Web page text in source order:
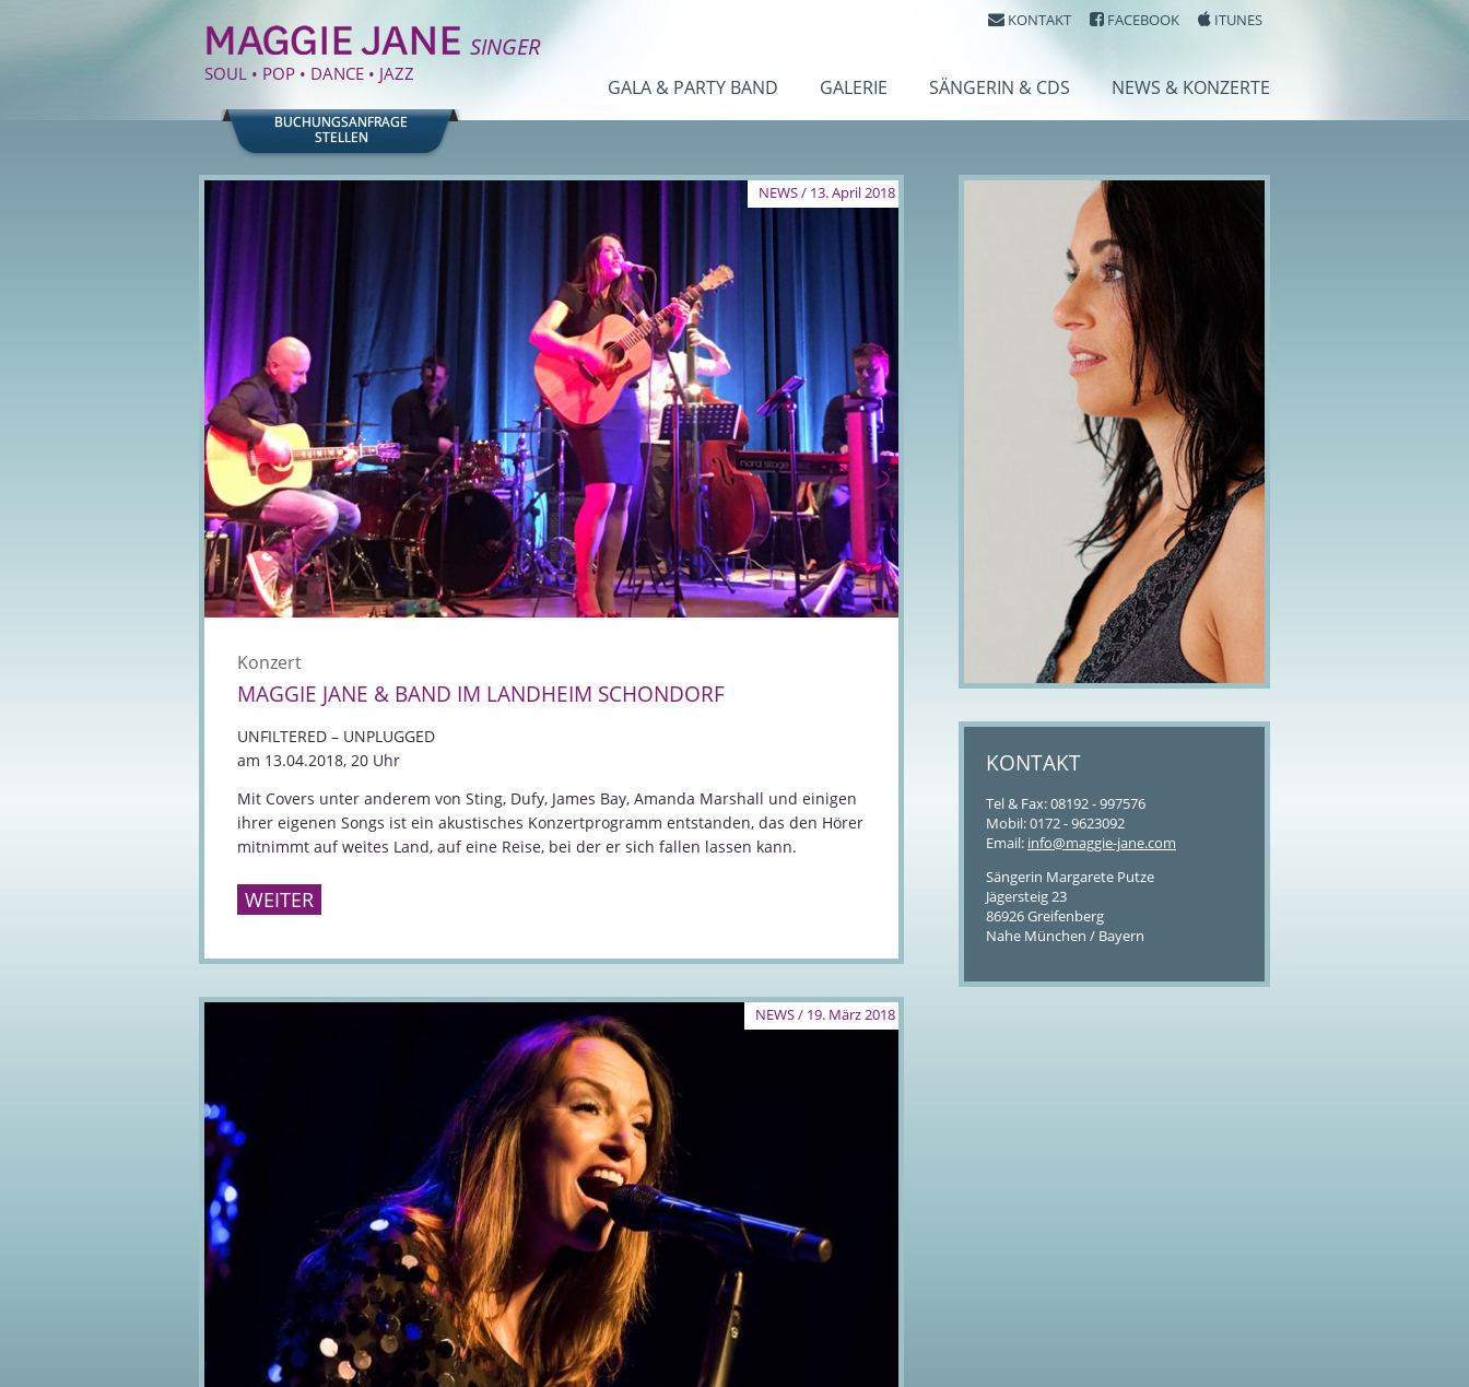
KONTAKT FACEBOOK ITUNES
SINGER
SOUL • POP • DANCE • JAZZ
GALA & PARTY BAND GALERIE SÄNGERIN & CDS NEWS & KONZERTE
BUCHUNGSANFRAGE
STELLEN
KONTAKT
Tel & Fax: 08192 - 997576
Mobil: 0172 - 9623092
Email: info@maggie-jane.com
Sängerin Margarete Putze
Jägersteig 23
86926 Greifenberg
Nahe München / Bayern
NEWS / 13. April 2018
Konzert
MAGGIE JANE & BAND IM LANDHEIM SCHONDORF
UNFILTERED – UNPLUGGED
am 13.04.2018, 20 Uhr
Mit Covers unter anderem von Sting, Dufy, James Bay, Amanda Marshall und einigen
ihrer eigenen Songs ist ein akustisches Konzertprogramm entstanden, das den Hörer
mitnimmt auf weites Land, auf eine Reise, bei der er sich fallen lassen kann.
WEITER
NEWS / 19. März 2018